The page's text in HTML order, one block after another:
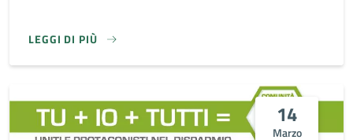
LEGGI DI PIÙ
14
Marzo